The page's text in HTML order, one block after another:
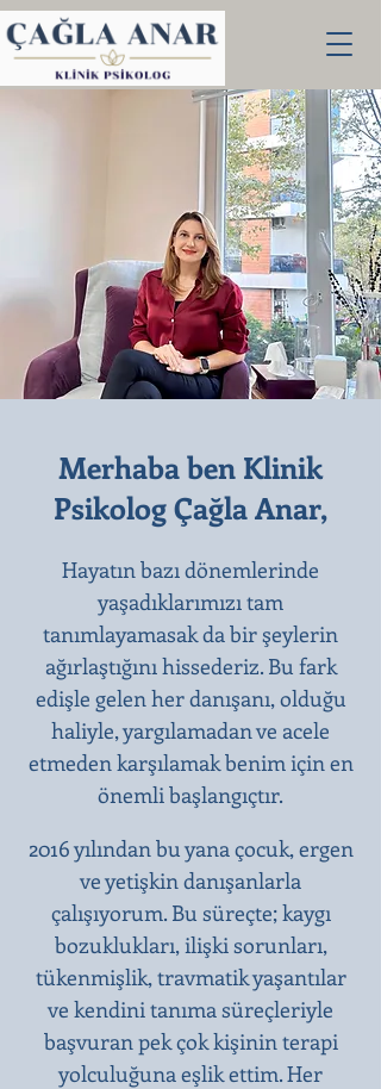
Merhaba ben Klinik
Psikolog Çağla Anar,
Hayatın bazı dönemlerinde
yaşadıklarımızı tam
tanımlayamasak da bir şeylerin
ağırlaştığını hissederiz. Bu fark
edişle gelen her danışanı, olduğu
haliyle, yargılamadan ve acele
etmeden karşılamak benim için en
önemli başlangıçtır.​
2016 yılından bu yana çocuk, ergen
ve yetişkin danışanlarla
çalışıyorum. Bu süreçte; kaygı
bozuklukları, ilişki sorunları,
tükenmişlik, travmatik yaşantılar
ve kendini tanıma süreçleriyle
başvuran pek çok kişinin terapi
yolculuğuna eşlik ettim. Her